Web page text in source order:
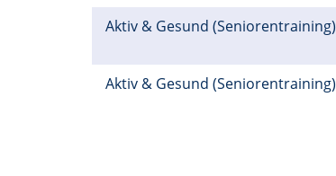
Aktiv & Gesund (Seniorentraining)
Aktiv & Gesund (Seniorentraining)